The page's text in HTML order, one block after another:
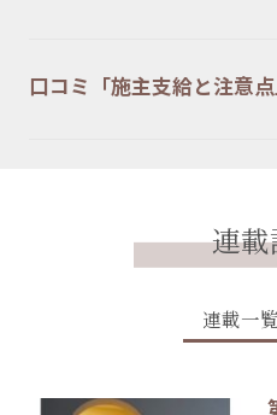
口コミ「施主支給と注意点
連
連載一